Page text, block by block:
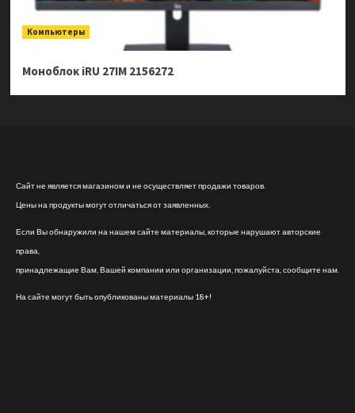
Компьютеры
Моноблок iRU 27IM 2156272
Сайт не является магазином и не осуществляет продажи товаров.
Цены на продукты могут отличаться от заявленных.
Если Вы обнаружили на нашем сайте материалы, которые нарушают авторские
права,
принадлежащие Вам, Вашей компании или организации, пожалуйста, сообщите нам.
На сайте могут быть опубликованы материалы 18+!